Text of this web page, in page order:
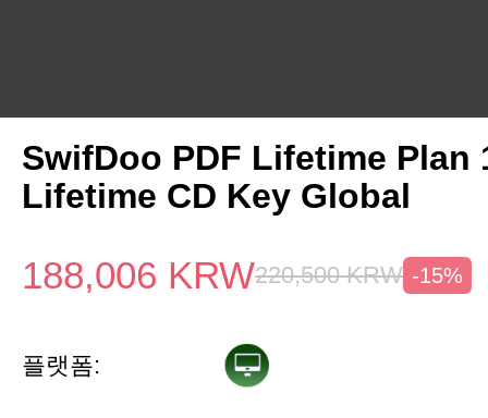
SwifDoo PDF Lifetime Plan
Lifetime CD Key Global
188,006 KRW220,500 KRW -15%
플랫폼: